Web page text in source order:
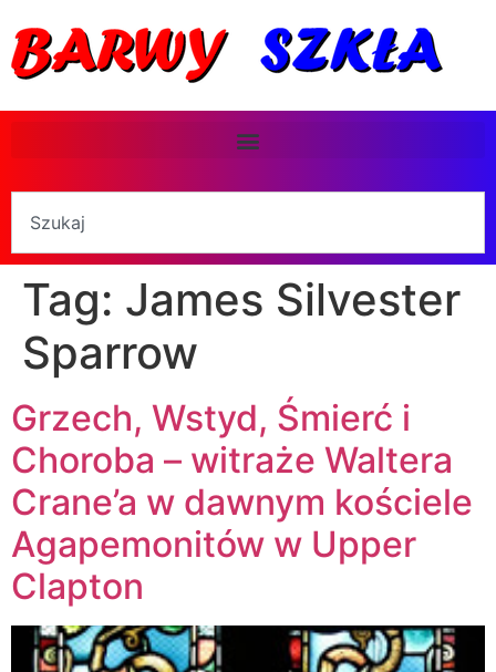
Tag: James Silvester
Sparrow
Grzech, Wstyd, Śmierć i
Choroba – witraże Waltera
Crane’a w dawnym kościele
Agapemonitów w Upper
Clapton